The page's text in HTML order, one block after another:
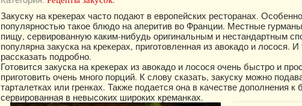
Закуску на крекерах часто подают в европейских ресторанах.
популярностью такое блюдо на аперитив во Франции. Местные
пищу, сервированную каким-нибудь оригинальным и нестандартным
популярна закуска на крекерах, приготовленная из авокадо и лосося.
рассказать подробно.
Готовится закуска на крекерах из авокадо и лосося очень быстро и
приготовить очень много порций. К слову сказать, закуску можно
тарталетках или гренках. Также подается она в качестве дополнения к
сервированная в невысоких широких креманках.